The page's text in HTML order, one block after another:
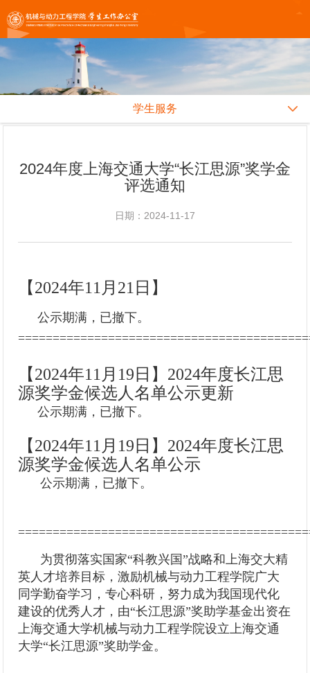
学生服务
2024年度上海交通大学“长江思源”奖学金
评选通知
日期：2024-11-17
【2024年11月21日】
公示期满，已撤下。
【2024年11月19日】2024年度长江思
源奖学金候选人名单公示更新
公示期满，已撤下。
【2024年11月19日】2024年度长江思
源奖学金候选人名单公示
公示期满，已撤下。
为贯彻落实国家“科教兴国”战略和上海交大精
英人才培养目标，激励机械与动力工程学院广大
同学勤奋学习，专心科研，努力成为我国现代化
建设的优秀人才，由“长江思源”奖助学基金出资在
上海交通大学机械与动力工程学院设立上海交通
大学“长江思源”奖助学金。